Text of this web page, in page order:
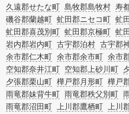
久遠郡せたな町 島牧郡島牧村 寿
磯谷郡蘭越町 虻田郡ニセコ町 虻
虻田郡喜茂別町 虻田郡京極町 虻
岩内郡岩内町 古宇郡泊村 古宇郡
余市郡仁木町 余市郡余市町 余市
空知郡奈井江町 空知郡上砂川町
夕張郡栗山町 樺戸郡月形町 樺戸
雨竜郡妹背牛町 雨竜郡秩父別町
雨竜郡沼田町 上川郡鷹栖町 上川